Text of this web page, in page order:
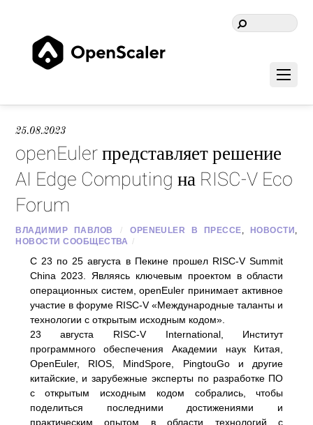
25.08.2023
openEuler представляет решение
AI Edge Computing на RISC-V Eco
Forum
ВЛАДИМИР ПАВЛОВ / OPENEULER В ПРЕССЕ, НОВОСТИ ,
НОВОСТИ СООБЩЕСТВА /
С 23 по 25 августа в Пекине прошел RISC-V Summit
China 2023. Являясь ключевым проектом в области
операционных систем, openEuler принимает активное
участие в форуме RISC-V «Международные таланты и
технологии с открытым исходным кодом».
23 августа RISC-V International, Институт
программного обеспечения Академии наук Китая,
OpenEuler, RIOS, MindSpore, PingtouGo и другие
китайские, и зарубежные эксперты по разработке ПО
с открытым исходным кодом собрались, чтобы
поделиться последними достижениями и
практическим опытом в области технологий с